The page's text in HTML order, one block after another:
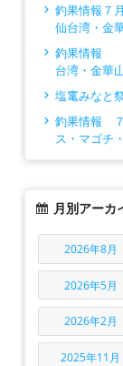
釣果情報７
仙台湾・金
釣果情報
台湾・金華
塩竃みなと
釣果情報
ス・マゴチ
月別アーカ
2026年8月
2026年5月
2026年2月
2025年11月